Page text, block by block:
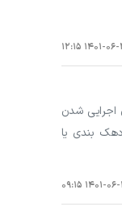
۰۶-۲۰ ۱۲:۱۵
از زمان اجرایی شدن
نحوه دهک بندی یا
۰۶-۱۹ ۰۹:۱۵